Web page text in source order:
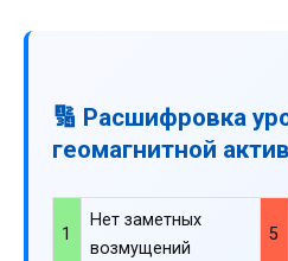
🔢 Расшифровка
геомагнитной
1
Нет заметных
возмущений
5